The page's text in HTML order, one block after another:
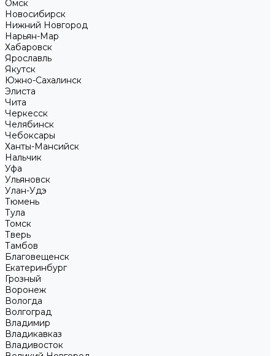
Омск
Новосибирск
Нижний Новгород
Нарьян-Мар
Хабаровск
Ярославль
Якутск
Южно-Сахалинск
Элиста
Чита
Черкесск
Челябинск
Чебоксары
Ханты-Мансийск
Нальчик
Уфа
Ульяновск
Улан-Удэ
Тюмень
Тула
Томск
Тверь
Тамбов
Благовещенск
Екатеринбург
Грозный
Воронеж
Вологда
Волгоград
Владимир
Владикавказ
Владивосток